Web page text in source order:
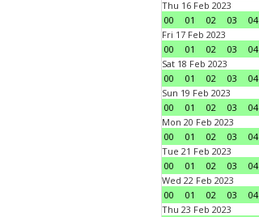
Thu 16 Feb 2023
00
01 02 03 04
Fri 17 Feb 2023
00
01 02 03 04
Sat 18 Feb 2023
00
01 02 03 04
Sun 19 Feb 2023
00
01 02 03 04
Mon 20 Feb 2023
00
01 02 03 04
Tue 21 Feb 2023
00
01 02 03 04
Wed 22 Feb 2023
00
01 02 03 04
Thu 23 Feb 2023